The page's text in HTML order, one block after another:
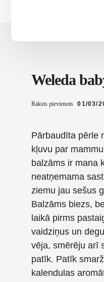
Weleda
Raksts pievienots 01/03/
Pārbaudīta pērle
kļuvu par
balzāms ir mana
neatņemama
ziemu jau sešus
Balzāms biezs,
laikā pirms
vaidziņus un
vēja, smērēju arī
patīk. Patīk
kalendulas